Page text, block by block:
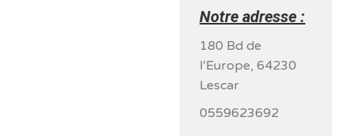
Notre adresse :
180 Bd de
l’Europe, 64230
Lescar
0559623692